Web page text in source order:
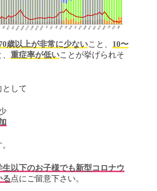
歳以上が非常に少ないこと、 10〜
重症率が低いことが挙げられそ
として
生以下のお子様でも新型コロナウ
る点にご留意下さい。